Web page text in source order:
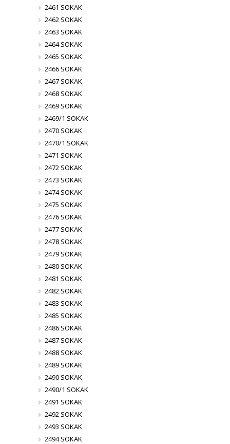
2461 SOKAK
2462 SOKAK
2463 SOKAK
2464 SOKAK
2465 SOKAK
2466 SOKAK
2467 SOKAK
2468 SOKAK
2469 SOKAK
2469/1 SOKAK
2470 SOKAK
2470/1 SOKAK
2471 SOKAK
2472 SOKAK
2473 SOKAK
2474 SOKAK
2475 SOKAK
2476 SOKAK
2477 SOKAK
2478 SOKAK
2479 SOKAK
2480 SOKAK
2481 SOKAK
2482 SOKAK
2483 SOKAK
2485 SOKAK
2486 SOKAK
2487 SOKAK
2488 SOKAK
2489 SOKAK
2490 SOKAK
2490/1 SOKAK
2491 SOKAK
2492 SOKAK
2493 SOKAK
2494 SOKAK